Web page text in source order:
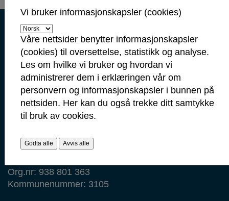
Kontaktinformasjon
Kontakt oss
Servicetorget: 69 10 80 00
(Telefontid mandag-fredag 09.00-14.00)
servicetorget@sarpsborg.com
postmottak@sarpsborg.com
Contact us - English
Post: Postboks 237, 1702 Sarpsborg
Besøk: Glengsgata 38, 1706 Sarpsborg
Org.nr: 938 801 363
Kommunenummer: 3105
Vi bruker informasjonskapsler (cookies)
Våre nettsider benytter informasjonskapsler
(cookies) til oversettelse, statistikk og analyse.
Les om hvilke vi bruker og hvordan vi
administrerer dem i erklæringen vår om
personvern og informasjonskapsler i bunnen på
nettsiden. Her kan du også trekke ditt samtykke
til bruk av cookies.
Godta alle Avvis alle